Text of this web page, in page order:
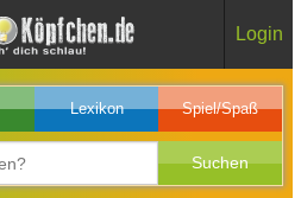
Login
Lexikon Spiel/Spaß